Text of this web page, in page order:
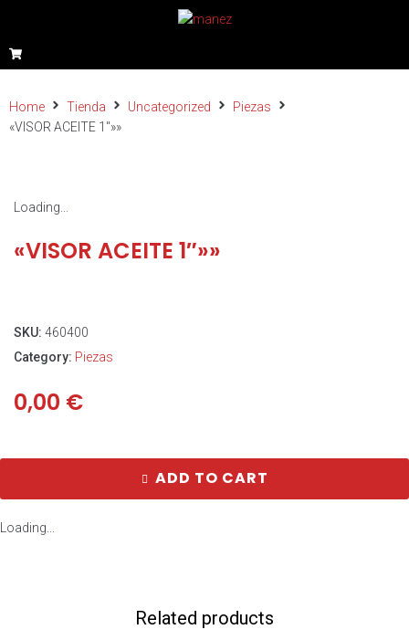
Home Tienda Uncategorized
Piezas
«VISOR ACEITE 1″»»
Loading...
«VISOR ACEITE 1″»»
SKU: 460400
Category: Piezas
0,00 €
ADD TO CART
Loading...
Related products